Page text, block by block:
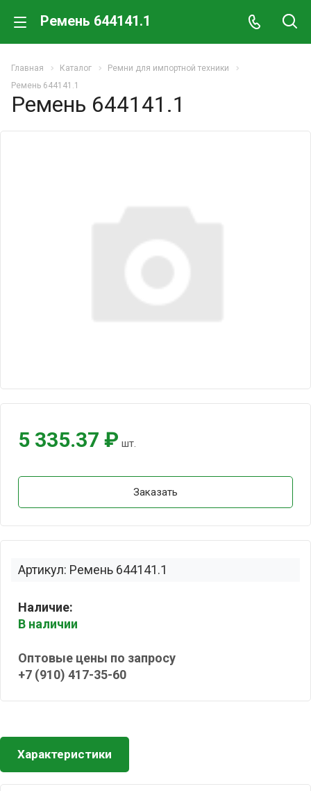
Ремень 644141.1
Главная Каталог
Ремни для импортной техники
Ремень 644141.1
Ремень 644141.1
Артикул: Ремень 644141.1
Наличие:
В наличии
Оптовые цены по запросу
+7 (910) 417-35-60
5 335.37 ₽ шт.
Заказать
Характеристики